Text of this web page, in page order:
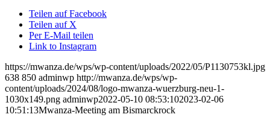
Teilen auf Facebook
Teilen auf X
Per E-Mail teilen
Link to Instagram
https://mwanza.de/wps/wp-content/uploads/2022/05/P1130753kl.jpg
638 850 adminwp http://mwanza.de/wps/wp-
content/uploads/2024/08/logo-mwanza-wuerzburg-neu-1-
1030x149.png adminwp2022-05-10 08:53:102023-02-06
10:51:13Mwanza-Meeting am Bismarckrock